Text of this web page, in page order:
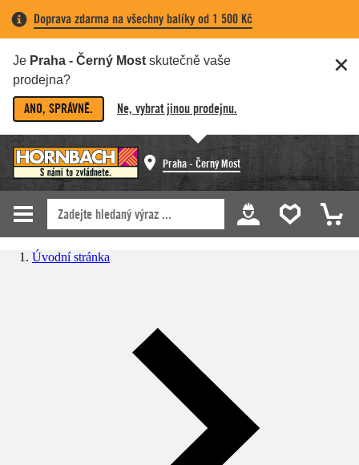
Doprava zdarma na všechny balíky od 1 500 Kč
Je Praha - Černý Most skutečně vaše
prodejna?
ANO, SPRÁVNĚ. Ne, vybrat jinou prodejnu.
Praha - Černý Most
Úvodní stránka